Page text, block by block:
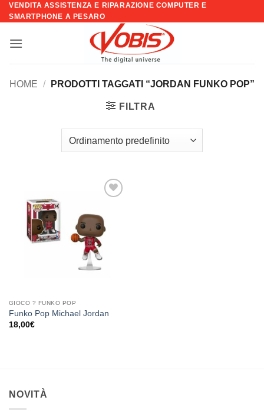
Salta
ai
VENDITA ASSISTENZA E RIPARAZIONE COMPUTER E
SMARTPHONE A PESARO
HOME / PRODOTTI TAGGATI “JORDAN FUNKO POP”
FILTRA
alla lista
dei
desideri
GIOCO ? FUNKO POP
Funko Pop Michael Jordan
18,00€
NOVITÀ